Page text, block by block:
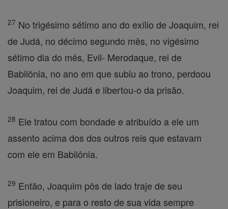
27 No trigésimo sétimo ano do exílio de Joaquim, rei
de Judá, no décimo segundo mês, no vigésimo
sétimo dia do mês, Evil- Merodaque, rei de
Babilônia, no ano em que subiu ao trono, perdoou
Joaquim, rei de Judá e libertou-o da prisão.
28 Ele tratou com bondade e atribuído a ele um
assento acima dos dos outros reis que estavam
com ele em Babilônia.
29 Então, Joaquim pôs de lado traje de seu
prisioneiro, e para o resto de sua vida sempre